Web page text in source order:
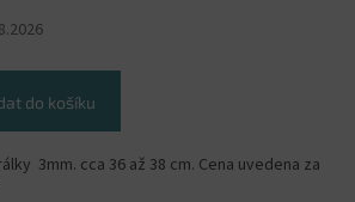
do košíku
3mm. cca 36 až 38 cm. Cena uvedena za